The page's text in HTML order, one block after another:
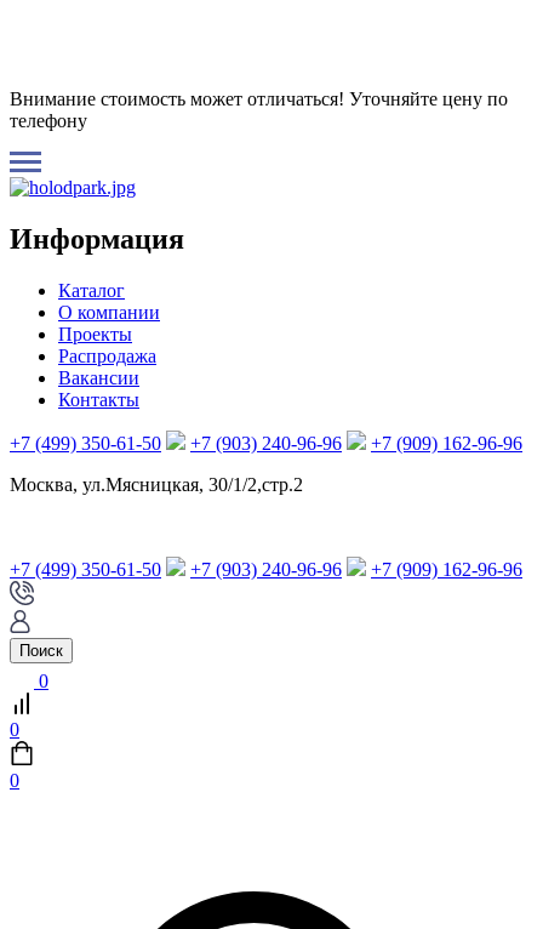
Внимание стоимость может отличаться! Уточняйте цену по
телефону
Информация
Каталог
О компании
Проекты
Распродажа
Вакансии
Контакты
+7 (499) 350-61-50 +7 (903) 240-96-96
+7 (909) 162-96-96
Москва, ул.Мясницкая, 30/1/2,стр.2
+7 (499) 350-61-50 +7 (903) 240-96-96 +7 (909) 162-96-96
Поиск
0
0
0